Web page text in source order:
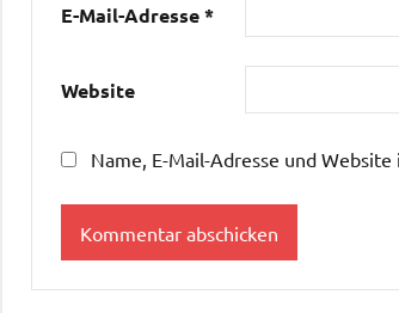
E-Mail-Adresse*
Website
Name, E-Mail-Adresse und